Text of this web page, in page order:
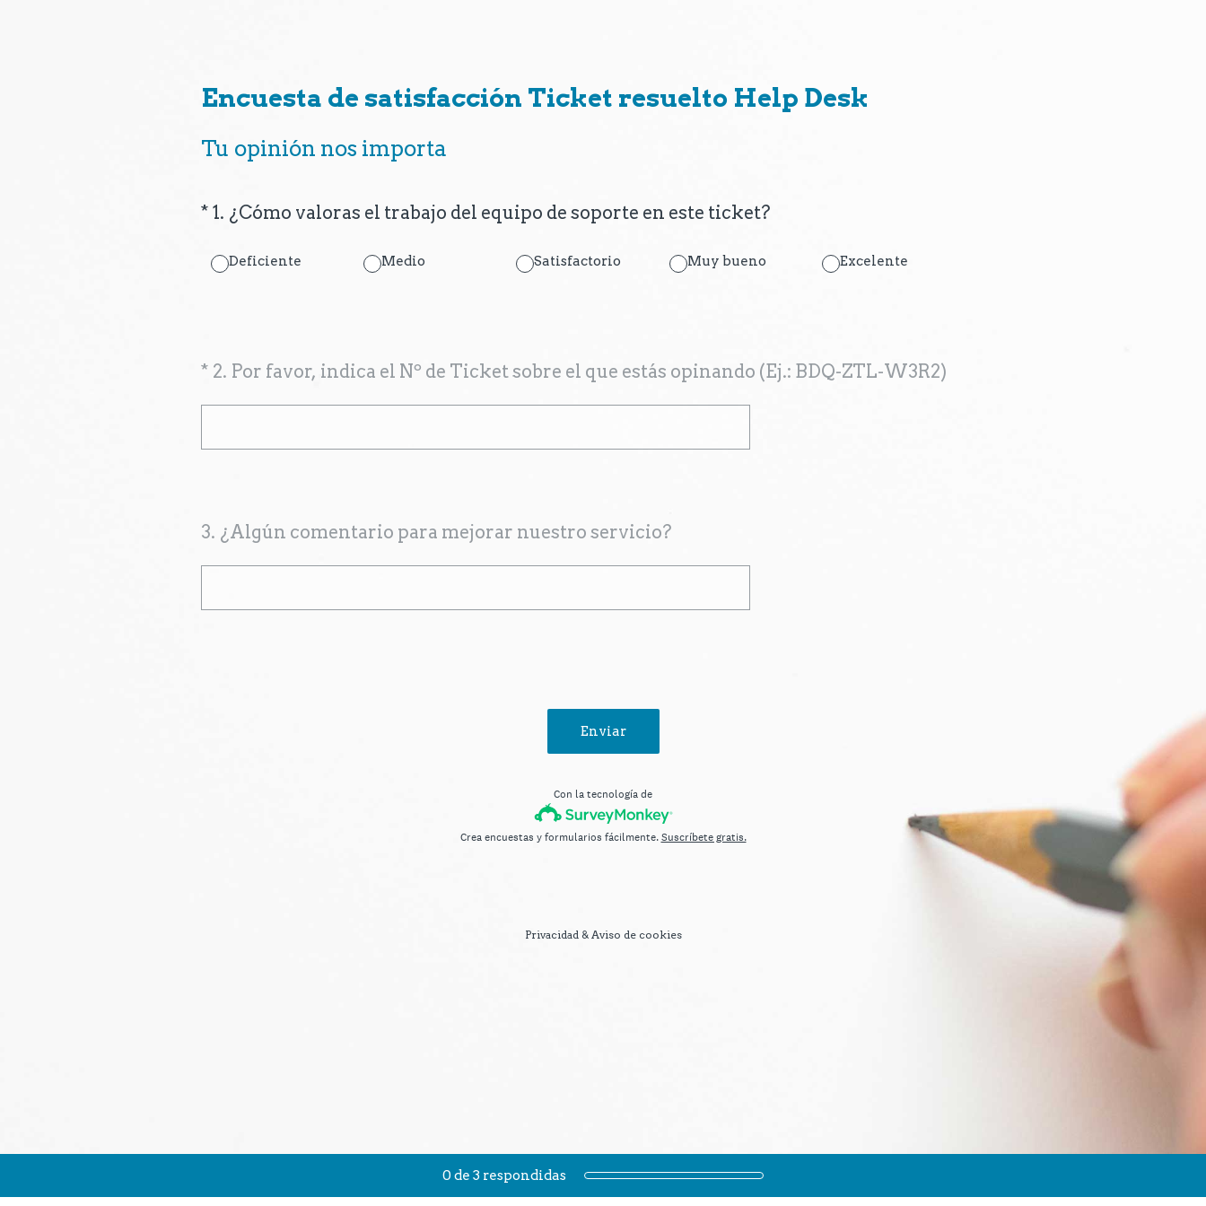
Encuesta de satisfacción Ticket resuelto Help Desk
Tu opinión nos importa
* 1. ¿Cómo valoras el trabajo del equipo de soporte en este ticket?
(Obligatorio).
Deficiente Medio Satisfactorio Muy bueno Excelente
* 2. Por favor, indica el Nº de Ticket sobre el que estás opinando (Ej.: BDQ-ZTL-W3R2)
(Obligatorio).
3. ¿Algún comentario para mejorar nuestro servicio?
Progreso actual:
0 de 3 respondidas
Enviar
Con la tecnología de
Crea encuestas y formularios fácilmente.Suscríbete gratis.
Privacidad & Aviso de cookies